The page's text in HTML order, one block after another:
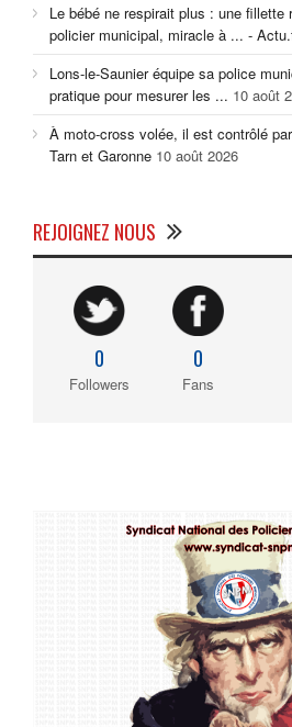
Le bébé ne respirait plus : une fillette
policier municipal, miracle à ... -
Lons-le-Saunier équipe sa police
pratique pour mesurer les ... 10 août
À moto-cross volée, il est contrôlé
Tarn et Garonne 10 août 2026
REJOIGNEZ NOUS
0
Followers
0
Fans